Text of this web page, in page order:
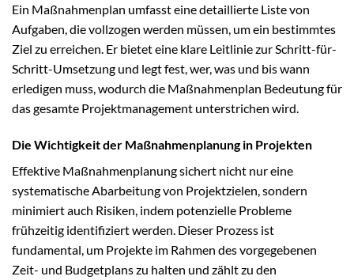
Ein Maßnahmenplan umfasst eine detaillierte Liste von
Aufgaben, die vollzogen werden müssen, um ein bestimmtes
Ziel zu erreichen. Er bietet eine klare Leitlinie zur Schritt-für-
Schritt-Umsetzung und legt fest, wer, was und bis wann
erledigen muss, wodurch die Maßnahmenplan Bedeutung für
das gesamte Projektmanagement unterstrichen wird.
Die Wichtigkeit der Maßnahmenplanung in Projekten
Effektive Maßnahmenplanung sichert nicht nur eine
systematische Abarbeitung von Projektzielen, sondern
minimiert auch Risiken, indem potenzielle Probleme
frühzeitig identifiziert werden. Dieser Prozess ist
fundamental, um Projekte im Rahmen des vorgegebenen
Zeit- und Budgetplans zu halten und zählt zu den